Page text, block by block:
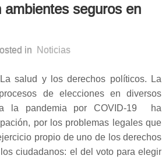
seguros en
in Noticias
salud y los derechos políticos. La
de elecciones en diversos
la pandemia por COVID-19 ha
por los problemas legales que
propio de uno de los derechos
ciudadanos: el del voto para elegir